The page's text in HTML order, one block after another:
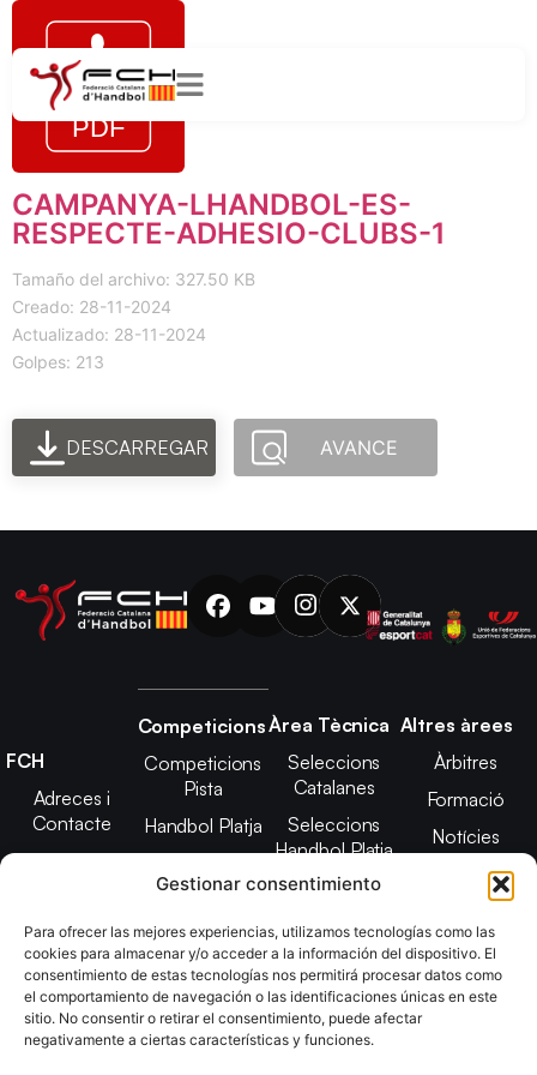
Gestionar consentimiento
Para ofrecer las mejores experiencias, utilizamos tecnologías como las
cookies para almacenar y/o acceder a la información del dispositivo. El
consentimiento de estas tecnologías nos permitirá procesar datos como
el comportamiento de navegación o las identificaciones únicas en este
sitio. No consentir o retirar el consentimiento, puede afectar
negativamente a ciertas características y funciones.
CAMPANYA-LHANDBOL-ES-
RESPECTE-ADHESIO-CLUBS-1
Tamaño del archivo: 327.50 KB
Creado: 28-11-2024
Actualizado: 28-11-2024
Golpes: 213
DESCARREGAR AVANCE
FCH
Adreces i
Contacte
Junta Directiva
2025
Estatuts
Transparència
Imatge
Competicions
Competicions
Pista
Handbol Platja
Àrea Tècnica
Seleccions
Catalanes
Seleccions
Handbol Platja
Tecnificació
CATH
Promoció
Altres àrees
Àrbitres
Formació
Notícies
Adreces de
contacte